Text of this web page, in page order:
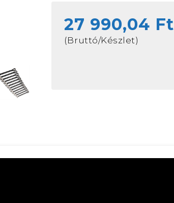
27 990,04 Ft
(Bruttó/Készlet)